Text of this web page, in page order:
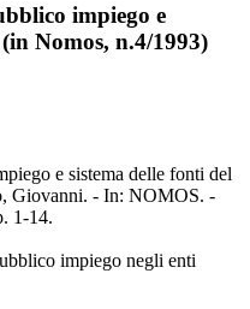
impiego e
Nomos, n.4/1993)
e sistema delle fonti del
Giovanni. - In: NOMOS. -
1-14.
impiego negli enti